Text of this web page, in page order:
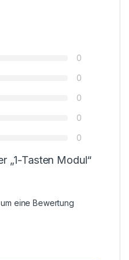
0
0
0
0
0
„1-Tasten Modul“
eine Bewertung